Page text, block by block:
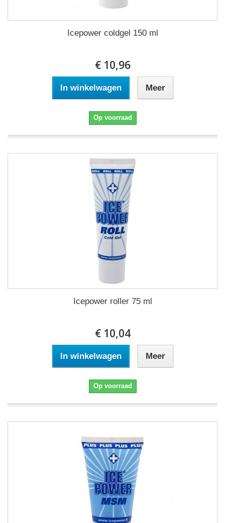
Icepower coldgel 150 ml
€ 10,96
In winkelwagen Meer
Op voorraad
Icepower roller 75 ml
€ 10,04
In winkelwagen Meer
Op voorraad